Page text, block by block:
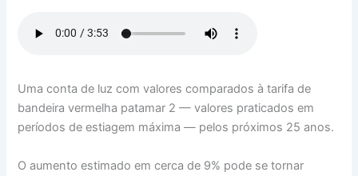
Uma conta de luz com valores comparados à tarifa de
bandeira vermelha patamar 2 — valores praticados em
períodos de estiagem máxima — pelos próximos 25 anos.
O aumento estimado em cerca de 9% pode se tornar